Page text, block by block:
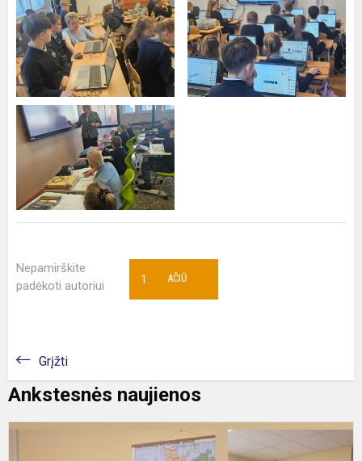
Nepamirškite
padėkoti autoriui
AČIŪ
1
Grįžti
Ankstesnės naujienos